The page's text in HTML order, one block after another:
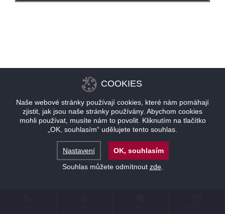
COOKIES
Naše webové stránky používají cookies, které nám pomáhají
zjistit, jak jsou naše stránky používány. Abychom cookies
mohli používat, musíte nám to povolit. Kliknutím na tlačítko
„OK, souhlasím“ udělujete tento souhlas.
Nastavení
OK, souhlasím
Souhlas můžete odmítnout zde.